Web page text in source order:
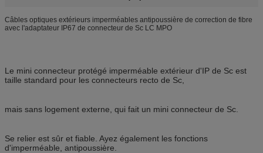
Câbles optiques extérieurs imperméables antipoussière de correction de fibre
avec l'adaptateur IP67 de connecteur de Sc LC MPO
Le mini connecteur protégé imperméable extérieur d'IP de Sc est
taille standard pour les connecteurs recto de Sc,
mais sans logement externe, qui fait un mini connecteur de Sc.
Se relier est sûr et fiable. Ayez également les fonctions
d'imperméable, antipoussière.